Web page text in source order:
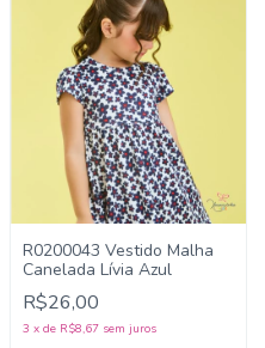
R0200043 Vestido Malha
Canelada Lívia Azul
R$26,00
3 x de R$8,67 sem juros